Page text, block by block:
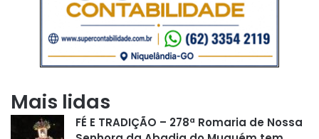
Mais lidas
FÉ E TRADIÇÃO – 278ª Romaria de Nossa